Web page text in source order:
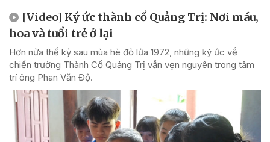
[Video] Ký ức thành cổ Quảng Trị: Nơi máu,
hoa và tuổi trẻ ở lại
Hơn nửa thế kỷ sau mùa hè đỏ lửa 1972, những ký ức về
chiến trường Thành Cổ Quảng Trị vẫn vẹn nguyên trong tâm
trí ông Phan Văn Độ.